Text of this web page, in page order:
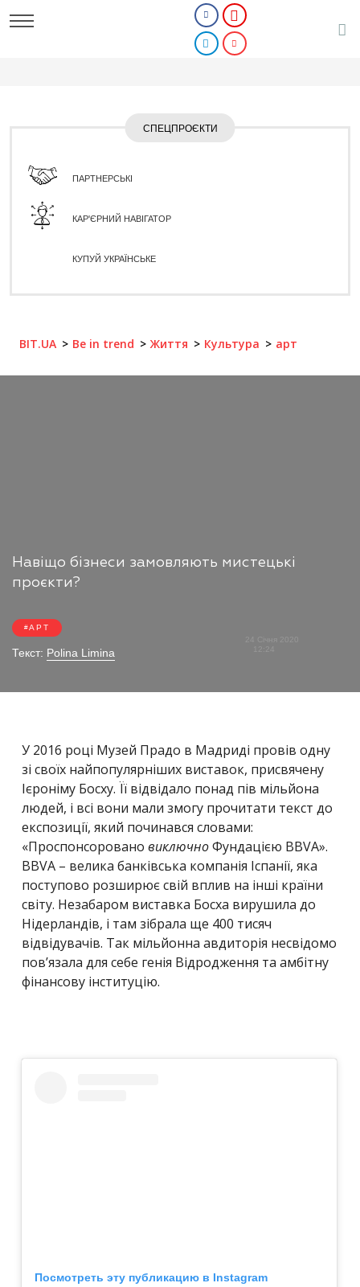
СПЕЦПРОЄКТИ
ПАРТНЕРСЬКІ
КАР'ЄРНИЙ НАВІГАТОР
КУПУЙ УКРАЇНСЬКЕ
BIT.UA Be in trend Життя Культура арт
Навіщо бізнеси замовляють мистецькі
проєкти?
АРТ
Текст: Polina Limina
У 2016 році Музей Прадо в Мадриді провів одну
зі своїх найпопулярніших виставок, присвячену
Ієроніму Босху. Її відвідало понад пів мільйона
людей, і всі вони мали змогу прочитати текст до
експозиції, який починався словами:
«Проспонсоровано виключноФундацією BBVA».
BBVA – велика банківська компанія Іспанії, яка
поступово розширює свій вплив на інші країни
світу. Незабаром виставка Босха вирушила до
Нідерландів, і там зібрала ще 400 тисяч
відвідувачів. Так мільйонна авдиторія несвідомо
пов’язала для себе генія Відродження та амбітну
фінансову інституцію.
Посмотреть эту публикацию в Instagram